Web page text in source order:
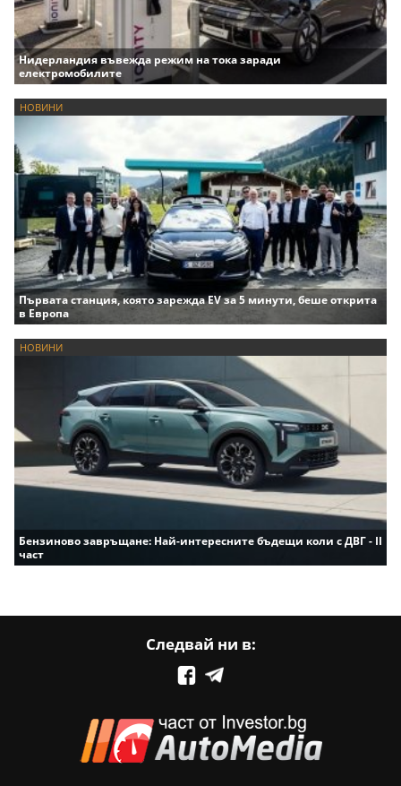
Нидерландия въвежда режим на тока заради
електромобилите
НОВИНИ
Първата станция, която зарежда EV за 5 минути, беше открита
в Европа
НОВИНИ
Бензиново завръщане: Най-интересните бъдещи коли с ДВГ - II
част
Следвай ни в: